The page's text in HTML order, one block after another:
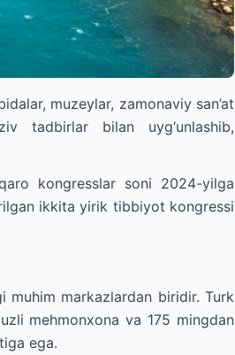
muzeylar, zamonaviy san’at
tadbirlar bilan uyg‘unlashib,
kongresslar soni 2024-yilga
ikkita yirik tibbiyot kongressi
muhim markazlardan biridir. Turk
mehmonxona va 175 mingdan
ega.